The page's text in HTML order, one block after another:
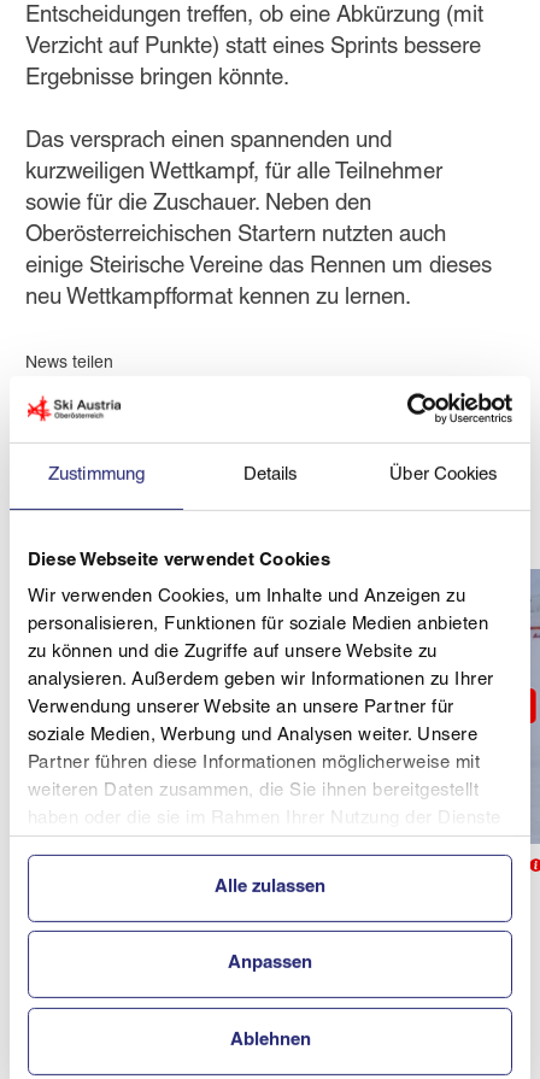
Zustimmung Details Über Cookies
Diese Webseite verwendet Cookies
Wir verwenden Cookies, um Inhalte und Anzeigen zu
personalisieren, Funktionen für soziale Medien anbieten
zu können und die Zugriffe auf unsere Website zu
analysieren. Außerdem geben wir Informationen zu Ihrer
Verwendung unserer Website an unsere Partner für
soziale Medien, Werbung und Analysen weiter. Unsere
Partner führen diese Informationen möglicherweise mit
weiteren Daten zusammen, die Sie ihnen bereitgestellt
Alle zulassen
Anpassen
Ablehnen
Entscheidungen treffen, ob eine Abkürzung (mit
Verzicht auf Punkte) statt eines Sprints bessere
Ergebnisse bringen könnte.
Das versprach einen spannenden und
kurzweiligen Wettkampf, für alle Teilnehmer
sowie für die Zuschauer. Neben den
Oberösterreichischen Startern nutzten auch
einige Steirische Vereine das Rennen um dieses
neu Wettkampfformat kennen zu lernen.
News teilen
18.02.2025 - 07:37
Schwentner und Markus Bründl mit Landestrainer Thomas Schacht
Klassensieger
K8 m Maximilian Bründl OÖ